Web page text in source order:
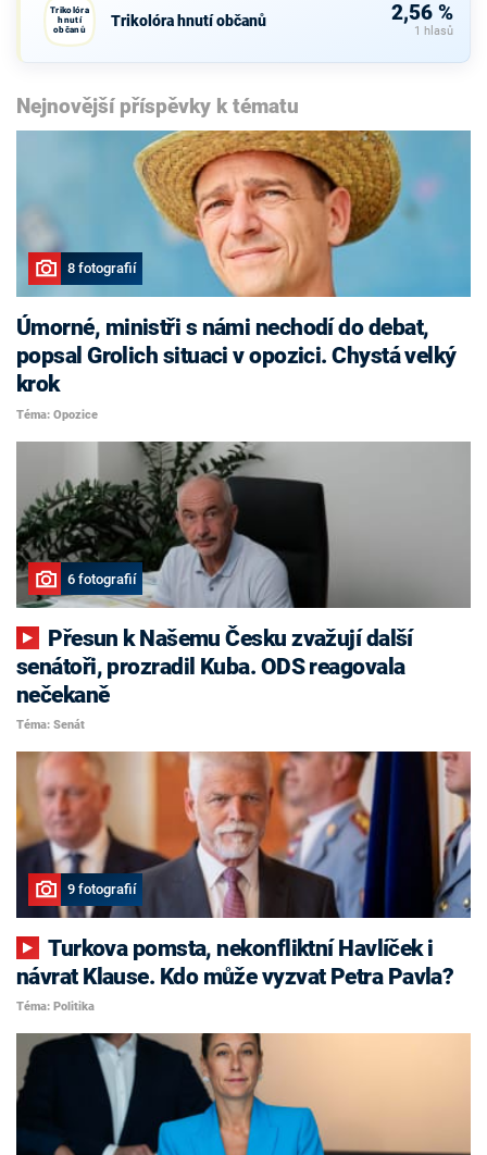
Trikolóra
hnutí
občanů
Trikolóra hnutí občanů 2,56 %
1 hlasů
Nejnovější příspěvky k tématu
8 fotografií
Úmorné, ministři s námi nechodí do debat,
popsal Grolich situaci v opozici. Chystá velký
krok
Téma: Opozice
6 fotografií
senátoři, prozradil Kuba. ODS reagovala
nečekaně
Téma: Senát
9 fotografií
Turkova pomsta, nekonfliktní Havlíček i
návrat Klause. Kdo může vyzvat Petra Pavla?
Téma: Politika